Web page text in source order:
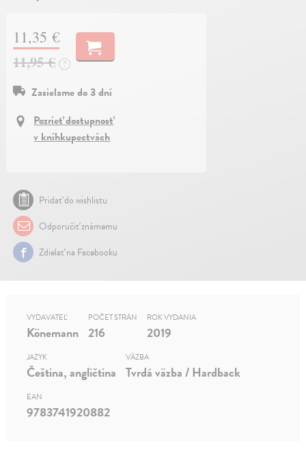
11,35 €
11,95 €
?
Zasielame do 3 dní
Pozrieť dostupnosť
v kníhkupectvách
Pridať do wishlistu
Odporučiť známemu
Zdielať na Facebooku
VYDAVATEĽ
Könemann
POČET STRÁN
216
ROK VYDANIA
2019
JAZYK
Čeština, angličtina
VÄZBA
Tvrdá väzba / Hardback
EAN
9783741920882